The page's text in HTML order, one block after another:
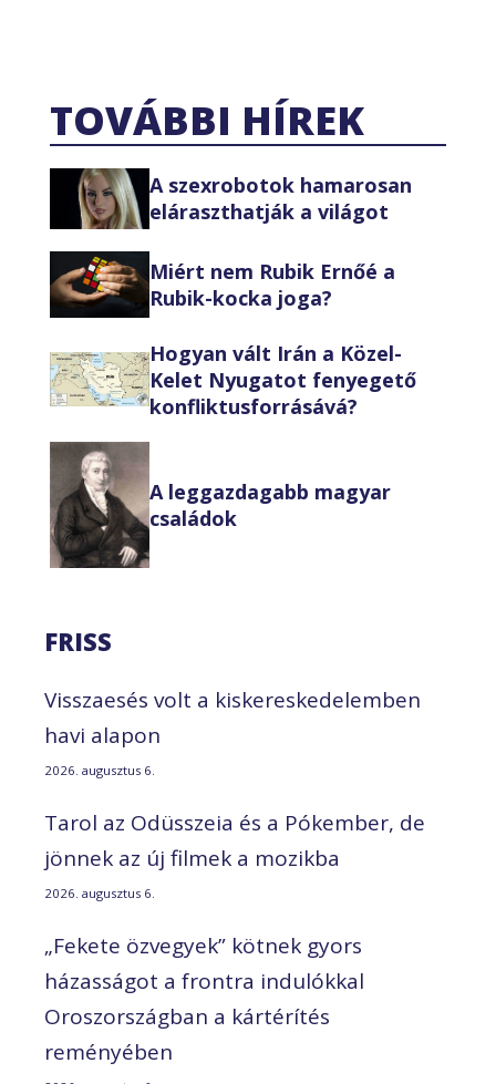
TOVÁBBI HÍREK
A szexrobotok hamarosan
eláraszthatják a világot
Miért nem Rubik Ernőé a
Rubik-kocka joga?
Hogyan vált Irán a Közel-
Kelet Nyugatot fenyegető
konfliktusforrásává?
A leggazdagabb magyar
családok
FRISS
Visszaesés volt a kiskereskedelemben
havi alapon
2026. augusztus 6.
Tarol az Odüsszeia és a Pókember, de
jönnek az új filmek a mozikba
2026. augusztus 6.
„Fekete özvegyek” kötnek gyors
házasságot a frontra indulókkal
Oroszországban a kártérítés
reményében